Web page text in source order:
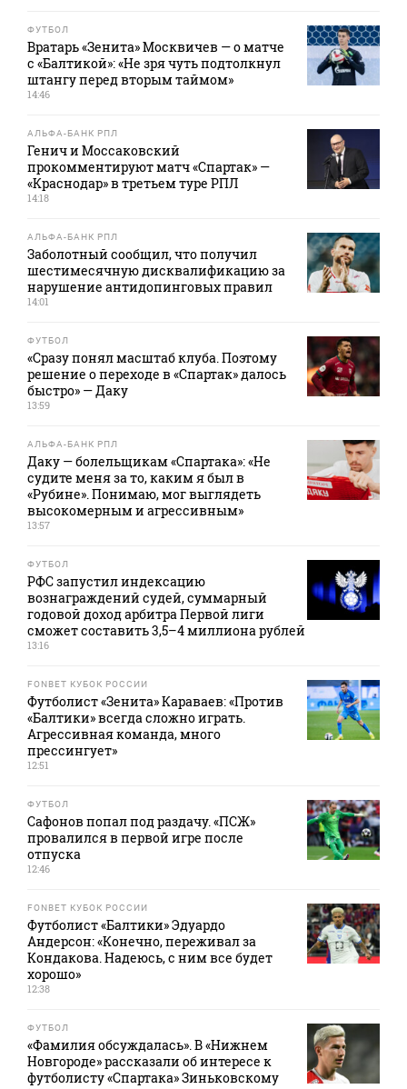
ФУТБОЛ
Вратарь «Зенита» Москвичев — о матче
с «Балтикой»: «Не зря чуть подтолкнул
штангу перед вторым таймом»
14:46
АЛЬФА-БАНК РПЛ
Генич и Моссаковский
прокомментируют матч «Спартак» —
«Краснодар» в третьем туре РПЛ
14:18
АЛЬФА-БАНК РПЛ
Заболотный сообщил, что получил
шестимесячную дисквалификацию за
нарушение антидопинговых правил
14:01
ФУТБОЛ
«Сразу понял масштаб клуба. Поэтому
решение о переходе в «Спартак» далось
быстро» — Даку
13:59
АЛЬФА-БАНК РПЛ
Даку — болельщикам «Спартака»: «Не
судите меня за то, каким я был в
«Рубине». Понимаю, мог выглядеть
высокомерным и агрессивным»
13:57
ФУТБОЛ
РФС запустил индексацию
вознаграждений судей, суммарный
годовой доход арбитра Первой лиги
сможет составить 3,5–4 миллиона рублей
13:16
FONBET КУБОК РОССИИ
Футболист «Зенита» Караваев: «Против
«Балтики» всегда сложно играть.
Агрессивная команда, много
прессингует»
12:51
ФУТБОЛ
Сафонов попал под раздачу. «ПСЖ»
провалился в первой игре после
отпуска
12:46
FONBET КУБОК РОССИИ
Футболист «Балтики» Эдуардо
Андерсон: «Конечно, переживал за
Кондакова. Надеюсь, с ним все будет
хорошо»
12:38
ФУТБОЛ
«Фамилия обсуждалась». В «Нижнем
Новгороде» рассказали об интересе к
футболисту «Спартака» Зиньковскому